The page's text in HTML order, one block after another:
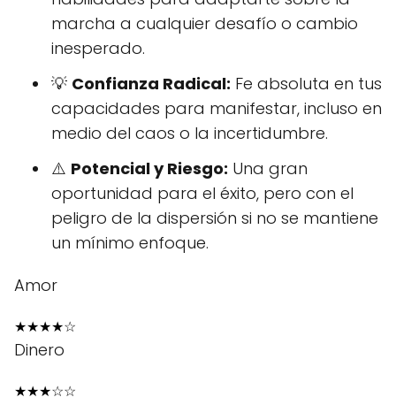
marcha a cualquier desafío o cambio
inesperado.
💡 Confianza Radical: Fe absoluta en tus
capacidades para manifestar, incluso en
medio del caos o la incertidumbre.
⚠️ Potencial y Riesgo: Una gran
oportunidad para el éxito, pero con el
peligro de la dispersión si no se mantiene
un mínimo enfoque.
Amor
★★★★☆
Dinero
★★★☆☆